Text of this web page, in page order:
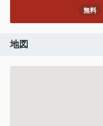
無料
地図